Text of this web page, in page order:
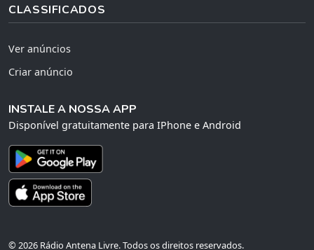
CLASSIFICADOS
Ver anúncios
Criar anúncio
INSTALE A NOSSA APP
Disponível gratuitamente para IPhone e Android
© 2026 Rádio Antena Livre. Todos os direitos reservados.